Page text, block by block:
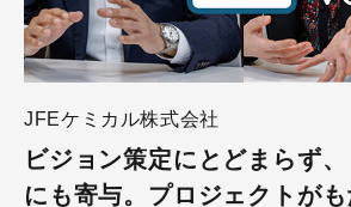
JFEケミカル株式会社
ビジョン策定にとどまらず、
にも寄与。プロジェクトが